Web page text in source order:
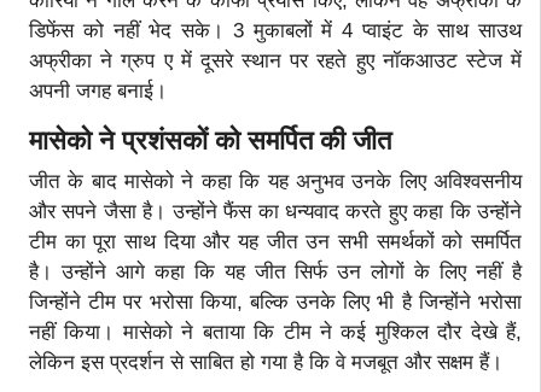
डिफेंस को नहीं भेद सके। 3 मुकाबलों में 4 प्वाइंट के साथ साउथ
अफ्रीका ने ग्रुप ए में दूसरे स्थान पर रहते हुए नॉकआउट स्टेज में
अपनी जगह बनाई।
मासेको ने प्रशंसकों को समर्पित की जीत
जीत के बाद मासेको ने कहा कि यह अनुभव उनके लिए अविश्वसनीय
और सपने जैसा है। उन्होंने फैंस का धन्यवाद करते हुए कहा कि उन्होंने
टीम का पूरा साथ दिया और यह जीत उन सभी समर्थकों को समर्पित
है। उन्होंने आगे कहा कि यह जीत सिर्फ उन लोगों के लिए नहीं है
जिन्होंने टीम पर भरोसा किया, बल्कि उनके लिए भी है जिन्होंने भरोसा
नहीं किया। मासेको ने बताया कि टीम ने कई मुश्किल दौर देखे हैं,
लेकिन इस प्रदर्शन से साबित हो गया है कि वे मजबूत और सक्षम हैं।